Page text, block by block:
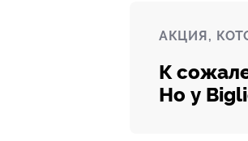
АКЦИЯ,
К
Но у